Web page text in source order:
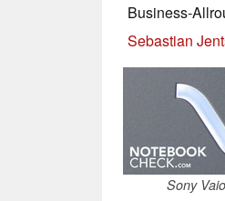
Business-
Sebastian
Sony